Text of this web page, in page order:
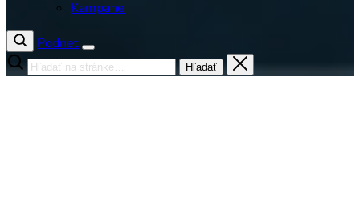
Kampane
Podnet
Hľadať